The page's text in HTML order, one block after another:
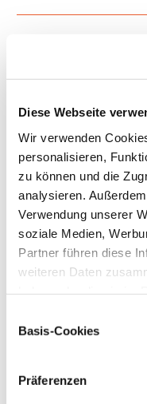
Diese Webseite
Wir verwenden
personalisieren,
zu können und die
analysieren.
Verwendung unserer
soziale Medien,
Partner führen diese
weiteren Daten
Cookies, wenn Sie
Basis-Cookies
Präferenzen
RZS
RZKm
Gesundheit
88
RZGesund
Euterfit
RZRepro
Produktion